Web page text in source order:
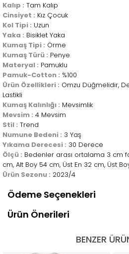
Kalıp : Tam Kalıp
Cinsiyet : Kız Çocuk
Kol Tipi : Uzun
Yaka : Bisiklet Yaka
Kumaş Tipi : Örme
Kumaş Türü : Penye
Materyal : Pamuklu
Pamuk-Cotton : %100
Ürün Özellikleri : Omzu Düğmelidir,
Lastikli
Kumaş Kalınlığı : Mevsimlik
Mevsim : 4 Mevsim
Stil : Trend
Numune Bedeni : 3 Yaş
Yıkama Derecesi : 30 Derece
Ölçü : Bedenler arası ortalama 3 cm
cm, Alt Boy 54 cm, Üst En 32 cm, Üst
Ürün Sezonu : 2023/4
Ödeme Seçenekleri
Ürün Önerileri
BENZER